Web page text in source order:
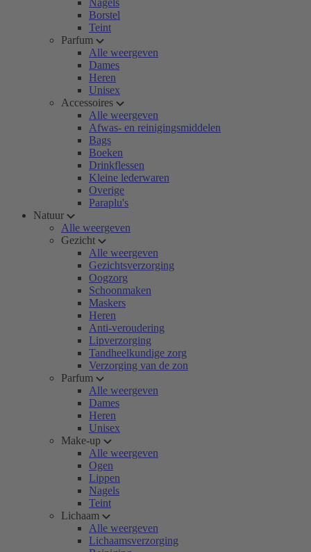
Nagels
Borstel
Teint
Parfum
Alle weergeven
Dames
Heren
Unisex
Accessoires
Alle weergeven
Afwas- en reinigingsmiddelen
Bags
Boeken
Drinkflessen
Kleine lederwaren
Overige
Paraplu's
Natuur
Alle weergeven
Gezicht
Alle weergeven
Gezichtsverzorging
Oogzorg
Schoonmaken
Maskers
Heren
Anti-veroudering
Lipverzorging
Tandheelkundige zorg
Verzorging van de zon
Parfum
Alle weergeven
Dames
Heren
Unisex
Make-up
Alle weergeven
Ogen
Lippen
Nagels
Teint
Lichaam
Alle weergeven
Lichaamsverzorging